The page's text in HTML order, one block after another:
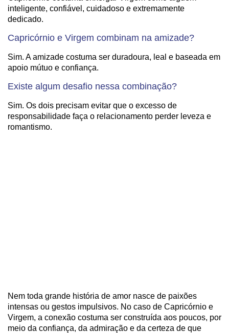
inteligente, confiável, cuidadoso e extremamente
dedicado.
Capricórnio e Virgem combinam na amizade?
Sim. A amizade costuma ser duradoura, leal e baseada em
apoio mútuo e confiança.
Existe algum desafio nessa combinação?
Sim. Os dois precisam evitar que o excesso de
responsabilidade faça o relacionamento perder leveza e
romantismo.
Nem toda grande história de amor nasce de paixões
intensas ou gestos impulsivos. No caso de Capricórnio e
Virgem, a conexão costuma ser construída aos poucos, por
meio da confiança, da admiração e da certeza de que